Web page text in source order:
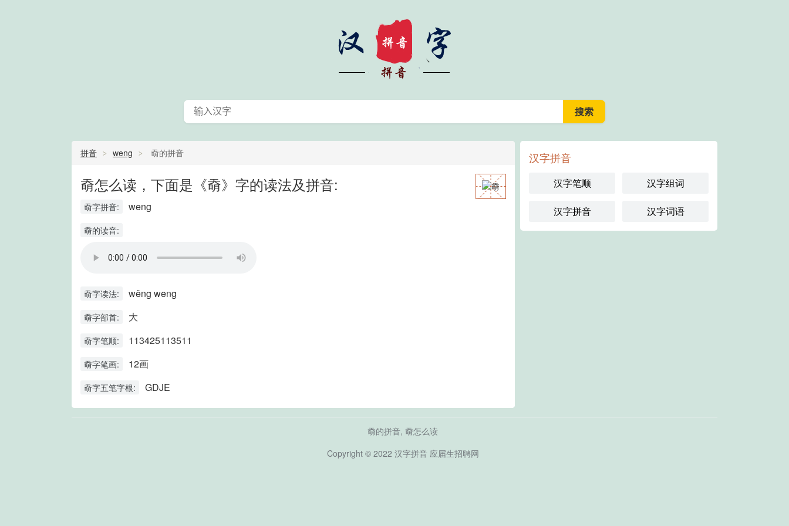
拼音 weng 奣的拼音
奣怎么读，下面是《奣》字的读法及拼音:
奣字拼音: weng
奣的读音:
奣字读法: wěng weng
奣字部首: 大
奣字笔顺: 113425113511
奣字笔画: 12画
奣字五笔字根: GDJE
汉字拼音
汉字笔顺 汉字组词
汉字拼音 汉字词语
奣的拼音, 奣怎么读
Copyright © 2022 汉字拼音应届生招聘网